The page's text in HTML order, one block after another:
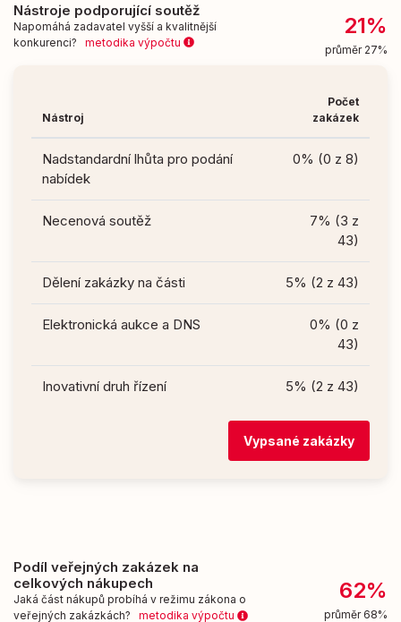
Nástroje podporující soutěž
Napomáhá zadavatel vyšší a kvalitnější
konkurenci? metodika výpočtu
21%
průměr 27%
Nástroj
Počet
zakázek
Nadstandardní lhůta pro podání
nabídek
0% (0 z 8)
Necenová soutěž
7% (3 z
43)
Dělení zakázky na části 5% (2 z 43)
Elektronická aukce a DNS
0% (0 z
43)
Inovativní druh řízení 5% (2 z 43)
Vypsané zakázky
Podíl veřejných zakázek na
celkových nákupech
Jaká část nákupů probíhá v režimu zákona o
veřejných zakázkách? metodika výpočtu
62%
průměr 68%